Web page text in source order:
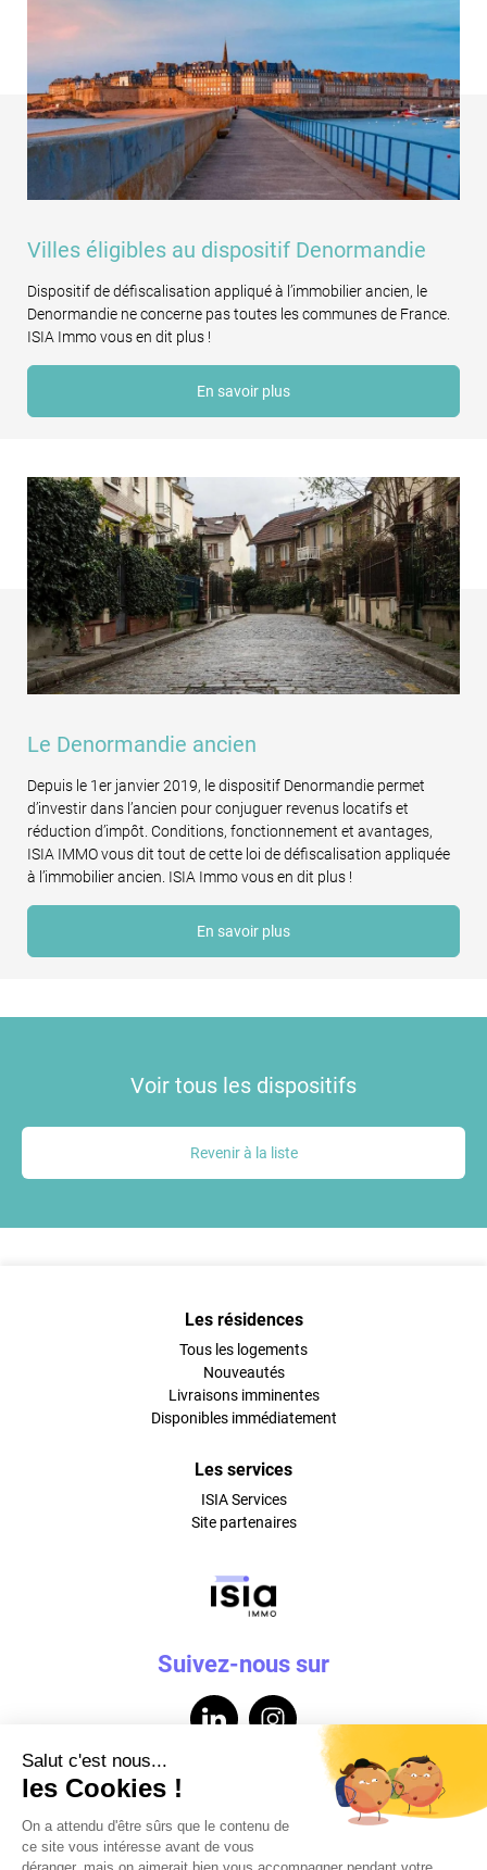
Villes éligibles au dispositif Denormandie
Dispositif de défiscalisation appliqué à l’immobilier ancien, le
Denormandie ne concerne pas toutes les communes de France.
ISIA Immo vous en dit plus !
En savoir plus
Le Denormandie ancien
Depuis le 1er janvier 2019, le dispositif Denormandie permet
d’investir dans l’ancien pour conjuguer revenus locatifs et
réduction d’impôt. Conditions, fonctionnement et avantages,
ISIA IMMO vous dit tout de cette loi de défiscalisation appliquée
à l’immobilier ancien. ISIA Immo vous en dit plus !
En savoir plus
Voir tous les dispositifs
Revenir à la liste
Les résidences
Tous les logements
Nouveautés
Livraisons imminentes
Disponibles immédiatement
Les services
ISIA Services
Site partenaires
Suivez-nous sur